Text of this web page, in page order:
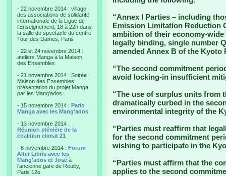
- 22 novembre 2014 : village
des associations de solidarité
internationale de la Ligue de
l'Enseignement, 18 à 22h dans
la salle de spectacle du centre
Tour des Dames, Paris
- 22 et 24 novembre 2014 :
ateliers Manga à la Maison
des Ensembles
- 21 novembre 2014 : Soirée
Maison des Ensembles,
présentation du projet Manga
par les Mang'ados
- 15 novembre 2014 : Paris
Manga avec les Mang'ados
- 13 novembre 2014 :
Réunion plénière de la
coalition climat 21
- 8 novembre 2014 : Forum
Alter Libris avec les
Mang'ados et José à
l'ancienne gare de Reuilly,
Paris 12e
“Annex I Parties – including
Emission Limitation Reduction
ambition of their economy-
legally binding, single number
amended Annex B of the Kyoto
“The second commitment
avoid locking-in insufficient
“The use of surplus units from
dramatically curbed in the
environmental integrity of the
“Parties must reaffirm that
for the second commitment
wishing to participate in the
“Parties must affirm that the
applies to the second